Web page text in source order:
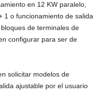
en 12 KW paralelo,
1 o funcionamiento de salida
de terminales de
configurar para ser de
solicitar modelos de
ajustable por el usuario